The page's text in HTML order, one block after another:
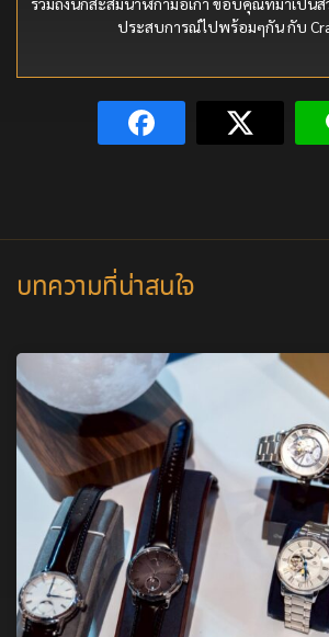
ประสบการณ์ไปพร้อมๆกัน กับ
บทความที่น่าสนใจ